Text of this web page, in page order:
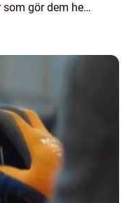
gör dem helt